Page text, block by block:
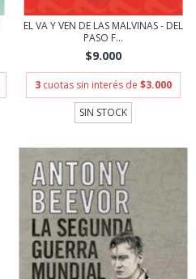
EL VA Y VEN DE LAS MALVINAS - DEL
PASO F...
$9.000
3 cuotas sin interés de $3.000
SIN STOCK